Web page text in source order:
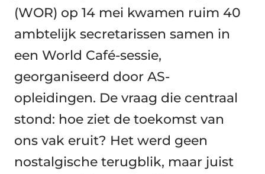
(WOR) op 14 mei kwamen ruim 40
ambtelijk secretarissen samen in
een World Café-sessie,
georganiseerd door AS-
opleidingen. De vraag die centraal
stond: hoe ziet de toekomst van
ons vak eruit? Het werd geen
nostalgische terugblik, maar juist